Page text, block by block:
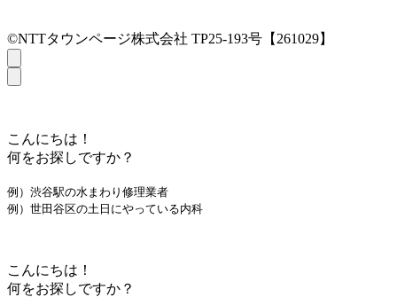
©NTTタウンページ株式会社 TP25-193号【261029】
こんにちは！
何をお探しですか？
例）渋谷駅の水まわり修理業者
例）世田谷区の土日にやっている内科
こんにちは！
何をお探しですか？